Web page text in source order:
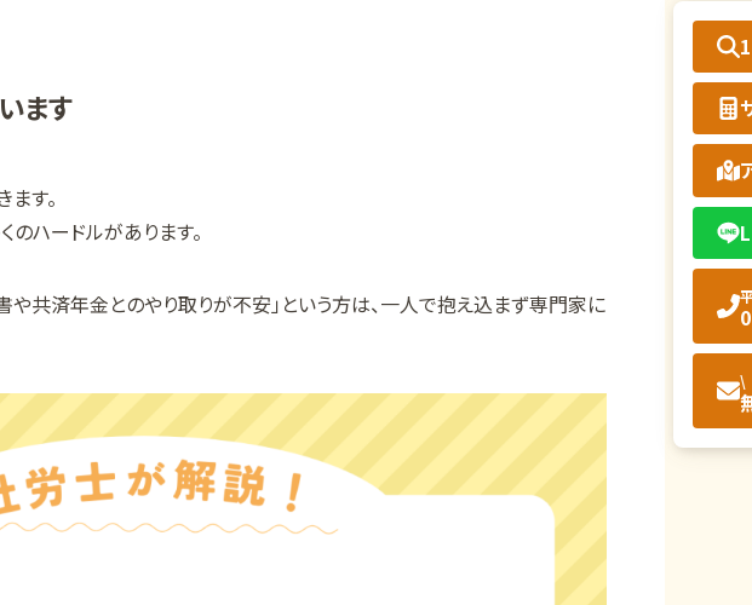
ます
す。
ハードルがあります。
や共済年金とのやり取りが不安」という方は、一人で抱え込まず専門家に
\